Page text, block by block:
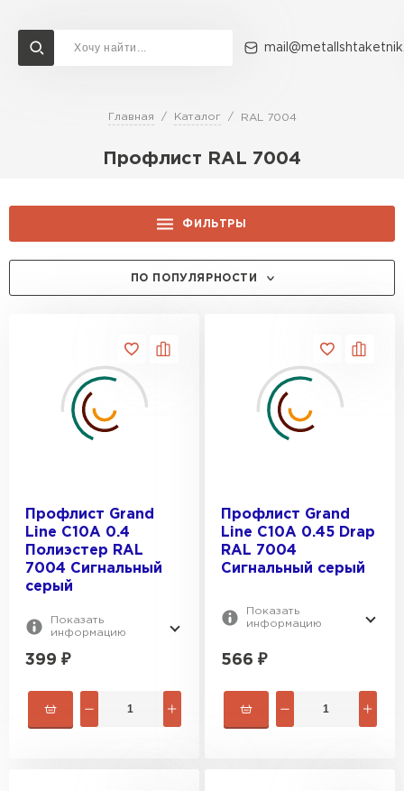
Главная Каталог RAL 7004
Профлист RAL 7004
ФИЛЬТРЫ
Grand Line
Металл Профиль
Профлист-Металл
ТОЛЩИНА, ММ:
0.3
0.6
C8А
C10A
C10R
ПОКРЫТИЕ:
Drap
Norman
Print Premium
ВИД ПОВЕРХНОСТИ:
Глянцевая
ПО ПОПУЛЯРНОСТИ
Профлист Grand
Line C10A 0.4
Полиэстер RAL
7004 Сигнальный
серый
Показать
информацию
399 ₽
Профлист Grand
Line C10A 0.45 Drap
RAL 7004
Сигнальный серый
Показать
информацию
566 ₽
Доставка и оплата Акции О компании
ВСЕ ПРОИЗВОДИТЕЛИ